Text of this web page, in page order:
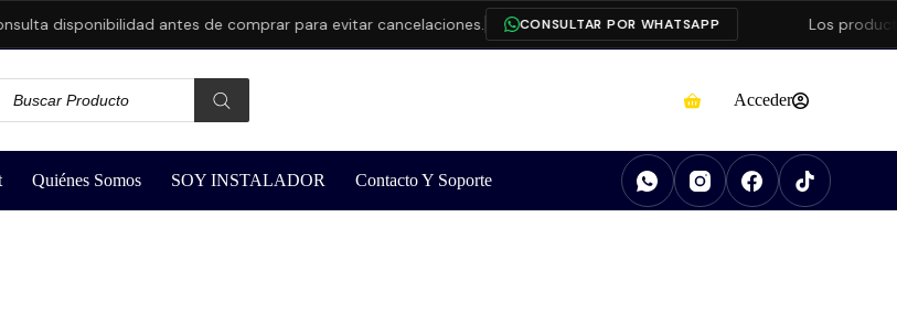
disponibilidad antes de comprar para evitar cancelaciones. CONSULTAR POR WHATSAPP Los productos
Acceder
Quiénes Somos SOY INSTALADOR Contacto Y Soporte